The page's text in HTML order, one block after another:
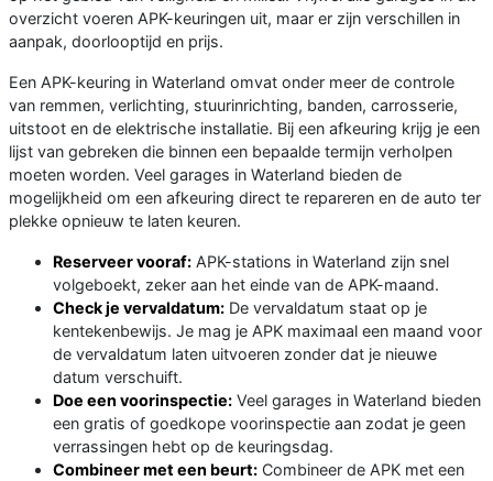
overzicht voeren APK-keuringen uit, maar er zijn verschillen in
aanpak, doorlooptijd en prijs.
Een APK-keuring in Waterland omvat onder meer de controle
van remmen, verlichting, stuurinrichting, banden, carrosserie,
uitstoot en de elektrische installatie. Bij een afkeuring krijg je een
lijst van gebreken die binnen een bepaalde termijn verholpen
moeten worden. Veel garages in Waterland bieden de
mogelijkheid om een afkeuring direct te repareren en de auto ter
plekke opnieuw te laten keuren.
Reserveer vooraf: APK-stations in Waterland zijn snel
volgeboekt, zeker aan het einde van de APK-maand.
Check je vervaldatum: De vervaldatum staat op je
kentekenbewijs. Je mag je APK maximaal een maand voor
de vervaldatum laten uitvoeren zonder dat je nieuwe
datum verschuift.
Doe een voorinspectie: Veel garages in Waterland bieden
een gratis of goedkope voorinspectie aan zodat je geen
verrassingen hebt op de keuringsdag.
Combineer met een beurt: Combineer de APK met een